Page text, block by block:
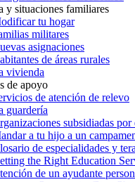
y situaciones familiares
tu hogar
militares
asignaciones
de áreas rurales
vivienda
de apoyo
de atención de relevo
guardería
subsidiadas
a tu hijo a un
de especialidades y
the Right Education
de un ayudante